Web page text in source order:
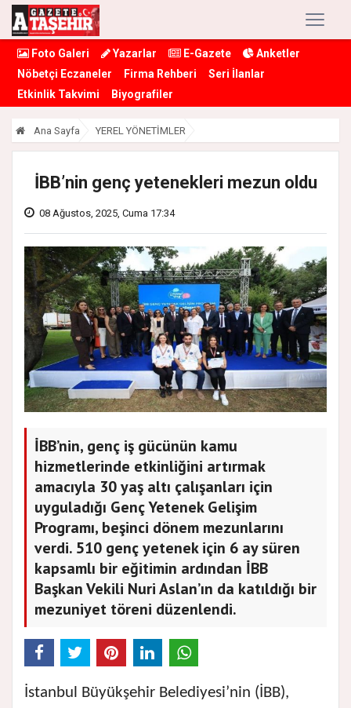
Foto Galeri Yazarlar E-Gazete
Anketler
Nöbetçi Eczaneler
Firma Rehberi
Seri İlanlar
Etkinlik Takvimi
Biyografiler
Ana Sayfa YEREL YÖNETİMLER
İBB’nin genç yetenekleri mezun oldu
08 Ağustos, 2025, Cuma 17:34
İBB’nin, genç iş gücünün kamu
hizmetlerinde etkinliğini artırmak
amacıyla 30 yaş altı çalışanları için
uyguladığı Genç Yetenek Gelişim
Programı, beşinci dönem mezunlarını
verdi. 510 genç yetenek için 6 ay süren
kapsamlı bir eğitimin ardından İBB
Başkan Vekili Nuri Aslan’ın da katıldığı bir
mezuniyet töreni düzenlendi.
İstanbul Büyükşehir Belediyesi’nin (İBB),